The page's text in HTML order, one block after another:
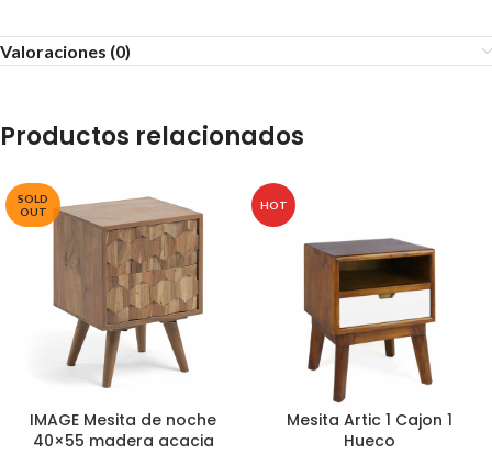
Valoraciones (0)
Productos relacionados
SOLD
OUT
IMAGE Mesita de noche
40×55 madera acacia
HOT
Mesita Artic 1 Cajon 1
Hueco